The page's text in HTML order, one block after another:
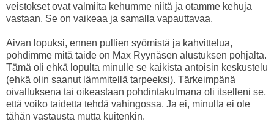
veistokset ovat valmiita kehumme niitä ja otamme kehuja
vastaan. Se on vaikeaa ja samalla vapauttavaa.
Aivan lopuksi, ennen pullien syömistä ja kahvittelua,
pohdimme mitä taide on Max Ryynäsen alustuksen pohjalta.
Tämä oli ehkä lopulta minulle se kaikista antoisin keskustelu
(ehkä olin saanut lämmitellä tarpeeksi). Tärkeimpänä
oivalluksena tai oikeastaan pohdintakulmana oli itselleni se,
että voiko taidetta tehdä vahingossa. Ja ei, minulla ei ole
tähän vastausta mutta kuitenkin.